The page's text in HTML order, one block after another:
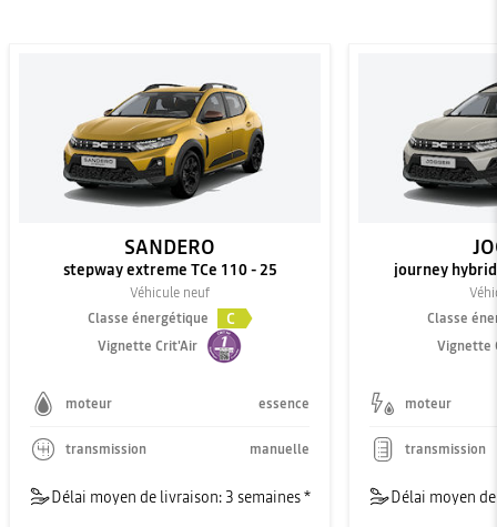
SANDERO
stepway extreme TCe 110 - 25
Véhicule neuf
Classe énergétique
C
Vignette Crit'Air
moteur essence
transmission manuelle
Délai moyen de livraison: 3 semaines *
journey
Classe
Vignette
moteur
transmission
Délai moyen